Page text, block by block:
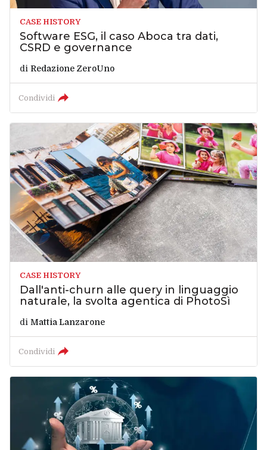
CASE HISTORY
Software ESG, il caso Aboca tra dati,
CSRD e governance
di Redazione ZeroUno
Condividi
CASE HISTORY
Dall'anti-churn alle query in linguaggio
naturale, la svolta agentica di PhotoSì
di Mattia Lanzarone
Condividi